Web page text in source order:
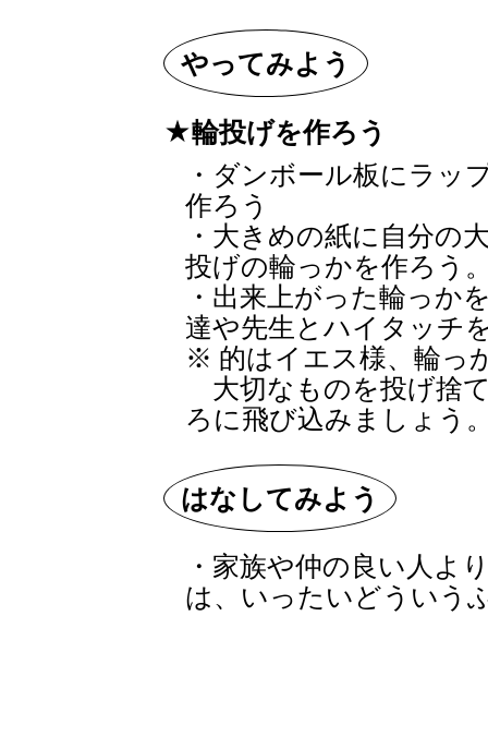
やってみよう
輪投げを作ろう
・ダンボール板にラッ
作ろう
・大きめの紙に自分の
投げの輪っかを作ろう
・出来上がった輪っか
達や先生とハイタッチ
※ 的はイエス様、輪っ
大切なものを投げ捨
ろに飛び込みましょう
はなしてみよう
・家族や仲の良い人よ
は、いったいどういう